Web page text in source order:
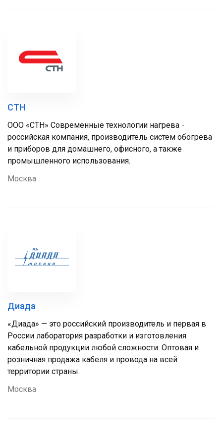
СТН
ООО «СТН» Современные технологии нагрева -
российская компания, производитель систем обогрева
и приборов для домашнего, офисного, а также
промышленного использования.
Москва
Диада
«Диада» — это российский производитель и первая в
России лаборатория разработки и изготовления
кабельной продукции любой сложности. Оптовая и
розничная продажа кабеля и провода на всей
территории страны.
Москва